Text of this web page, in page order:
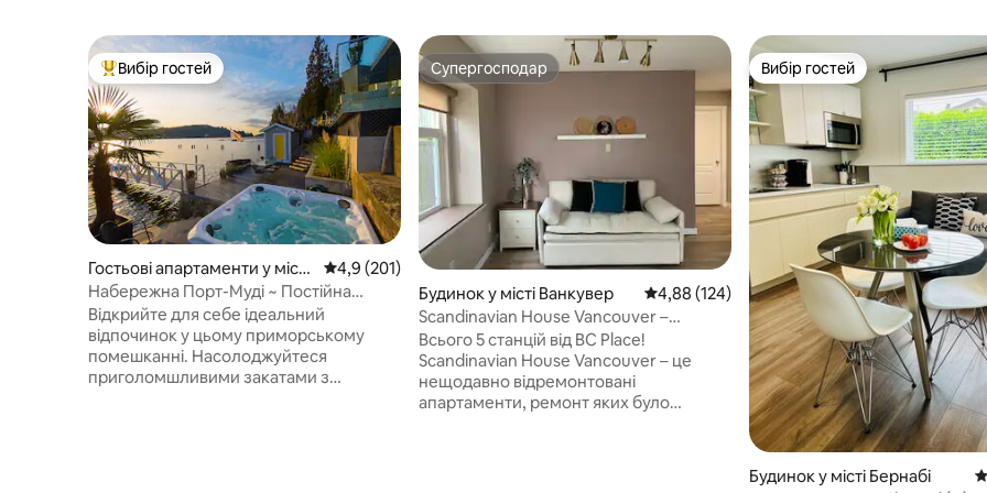
Топ вибір гостей
Вибір гостей
Гостьові апартаменти у місті
Port Moody
Середня оцінка: 4,9 з 5, відгуки: 201
4,9 (201)
Набережна Порт-Муді ~ Постійна
відпустка
Відкрийте для себе ідеальний
відпочинок у цьому приморському
помешканні. Насолоджуйтеся
приголомшливими закатами з
Супергосподар
Супергосподар
Будинок у місті Ванкувер Середня оцінка: 4,88 з 5, відгуки: 124
4,88 (124)
Scandinavian House Vancouver –
поблизу Skytrain
Всього 5 станцій від BC Place!
Scandinavian House Vancouver – це
нещодавно відремонтовані
апартаменти, ремонт яких було
Вибір гостей
Вибір гостей
Будинок у місті Бернабі